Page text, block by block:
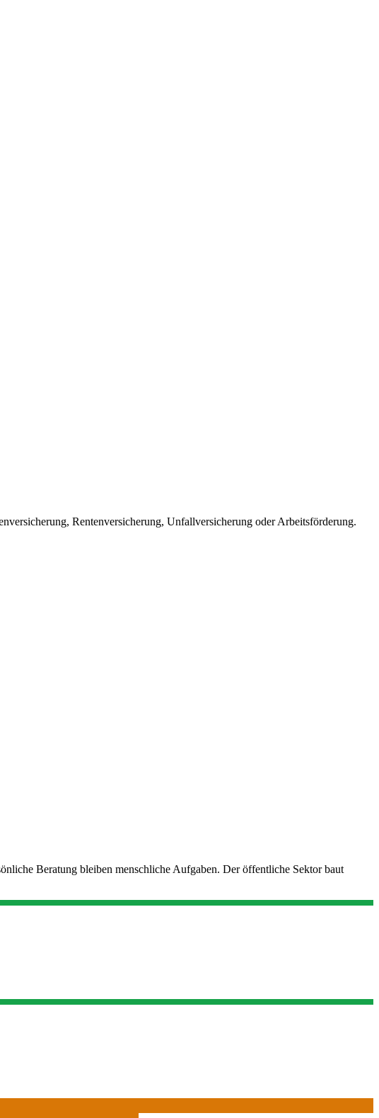
Rentenversicherung, Unfallversicherung oder Arbeitsförderung.
Beratung bleiben menschliche Aufgaben. Der öffentliche Sektor baut